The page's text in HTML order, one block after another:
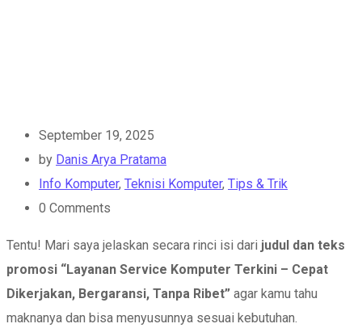
September 19, 2025
by Danis Arya Pratama
Info Komputer, Teknisi Komputer, Tips & Trik
0 Comments
Tentu! Mari saya jelaskan secara rinci isi dari judul dan teks
promosi “Layanan Service Komputer Terkini – Cepat
Dikerjakan, Bergaransi, Tanpa Ribet” agar kamu tahu
maknanya dan bisa menyusunnya sesuai kebutuhan.